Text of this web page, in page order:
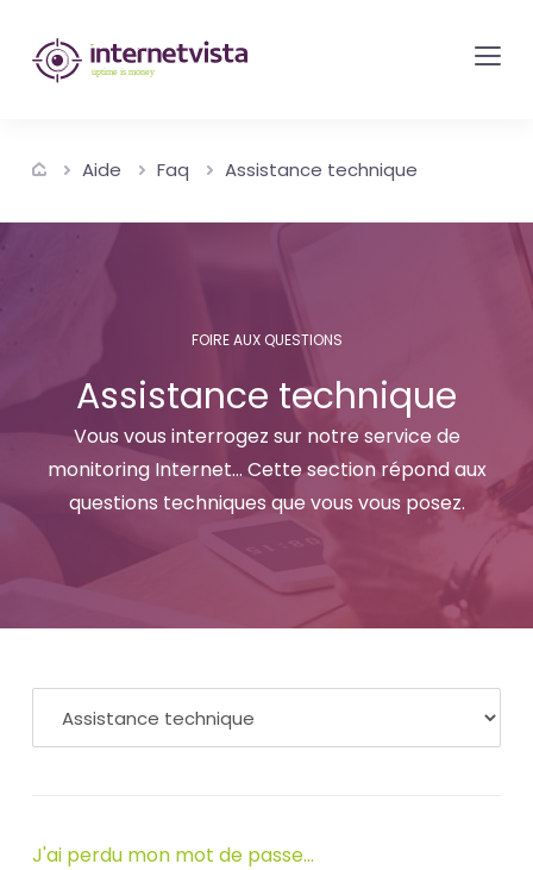
internetvista
monitoring
surveillance
de
site
services
internet-
Uptime
is
money
Aide Faq Assistance technique
FOIRE AUX QUESTIONS
Assistance technique
Vous vous interrogez sur notre service de
monitoring Internet... Cette section répond aux
questions techniques que vous vous posez.
J'ai perdu mon mot de passe...